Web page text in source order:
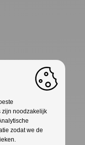
zijn noodzakelijk
zodat we de